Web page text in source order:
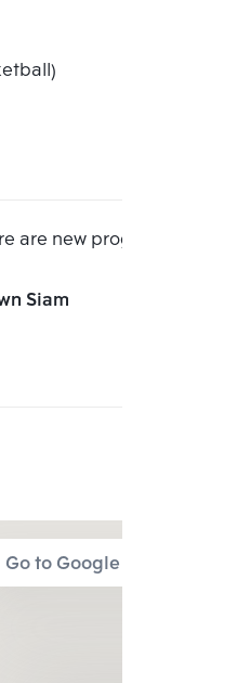
are new program
Siam
Go to Google Map